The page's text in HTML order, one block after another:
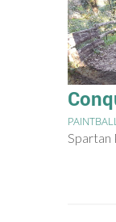
Spartan